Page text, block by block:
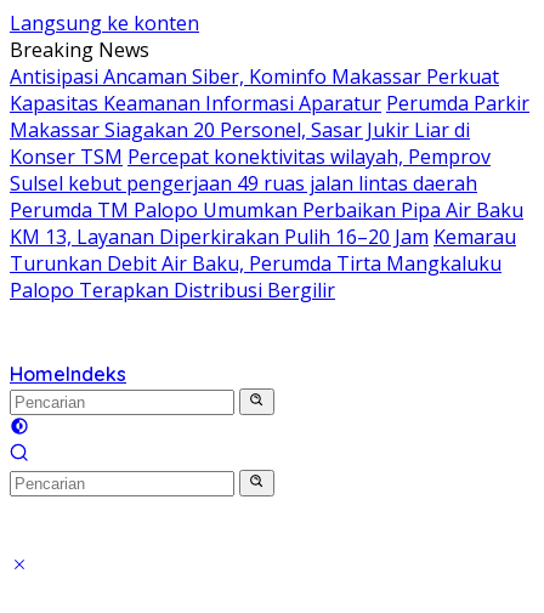
Langsung ke konten
Breaking News
Antisipasi Ancaman Siber, Kominfo Makassar Perkuat
Kapasitas Keamanan Informasi Aparatur Perumda Parkir
Makassar Siagakan 20 Personel, Sasar Jukir Liar di
Konser TSM Percepat konektivitas wilayah, Pemprov
Sulsel kebut pengerjaan 49 ruas jalan lintas daerah
Perumda TM Palopo Umumkan Perbaikan Pipa Air Baku
KM 13, Layanan Diperkirakan Pulih 16–20 Jam Kemarau
Turunkan Debit Air Baku, Perumda Tirta Mangkaluku
Palopo Terapkan Distribusi Bergilir
HomeIndeks